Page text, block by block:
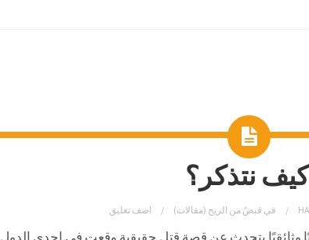
كيف نتذكر؟
في قبضٌ من الريح (مقالات) اضف تعليق